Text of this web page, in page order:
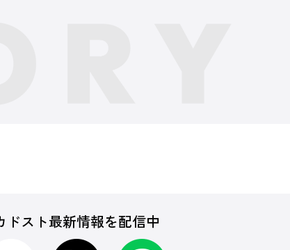
ドスト最新情報を配信中